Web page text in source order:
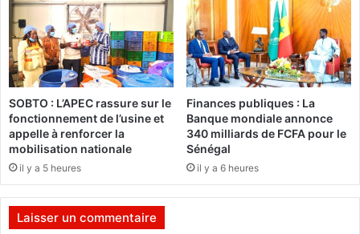
e
p
a
r
l
a
p
o
l
i
c
(
o
b
l
i
s
a
t
i
n
o
n
SOBTO : L’APEC rassure sur le
fonctionnement de l’usine et
appelle à renforcer la
mobilisation nationale
il y a 5 heures
Finances publiques : La
Banque mondiale annonce
340 milliards de FCFA pour le
Sénégal
il y a 6 heures
Laisser un commentaire